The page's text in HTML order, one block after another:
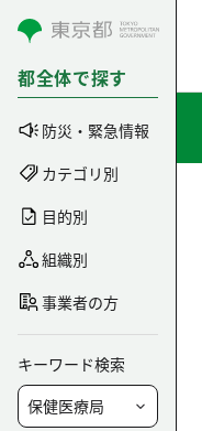
コンテンツにスキップ
都全体で探す
防災・緊急情報
カテゴリ別
目的別
組織別
事業者の方
キーワード検索